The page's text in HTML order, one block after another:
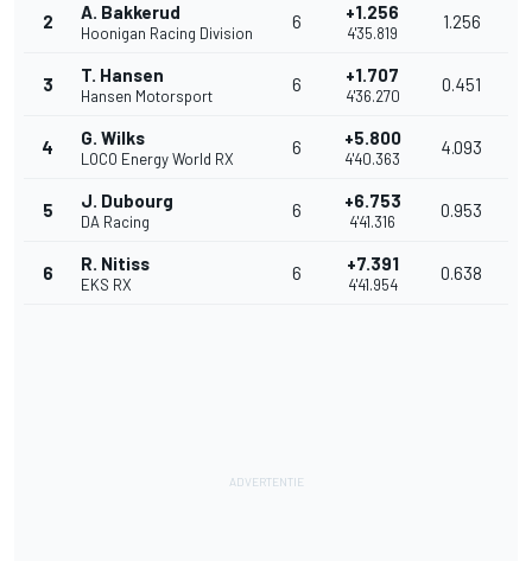
2 A. Bakkerud
Hoonigan Racing Division
6 +1.256
4'35.819
1.256
3 T. Hansen
Hansen Motorsport
6 +1.707
4'36.270
0.451
4 G. Wilks
LOCO Energy World RX
6 +5.800
4'40.363
4.093
5 J. Dubourg
DA Racing
6 +6.753
4'41.316
0.953
6 R. Nitiss
EKS RX
6 +7.391
4'41.954
0.638